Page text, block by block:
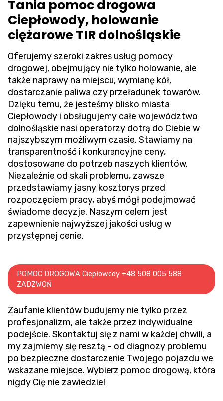
Tania pomoc drogowa
Ciepłowody, holowanie
ciężarowe TIR dolnośląskie
Oferujemy szeroki zakres usług pomocy
drogowej, obejmujący nie tylko holowanie, ale
także naprawy na miejscu, wymianę kół,
dostarczanie paliwa czy przeładunek towarów.
Dzięku temu, że jesteśmy blisko miasta
Ciepłowody i obsługujemy całe województwo
dolnośląskie nasi operatorzy dotrą do Ciebie w
najszybszym możliwym czasie. Stawiamy na
transparentność i konkurencyjne ceny,
dostosowane do potrzeb naszych klientów.
Niezależnie od skali problemu, zawsze
przedstawiamy jasny kosztorys przed
rozpoczęciem pracy, abyś mógł podejmować
świadome decyzje. Naszym celem jest
zapewnienie najwyższej jakości usług w
przystępnej cenie.
POMOC DROGOWA Ciepłowody +48 508 005 588
ZADZWOŃ
Zaufanie klientów budujemy nie tylko przez
profesjonalizm, ale także przez indywidualne
podejście. Skontaktuj się z nami w każdej chwili, a
my zajmiemy się resztą – od diagnozy problemu
po bezpieczne dostarczenie Twojego pojazdu we
wskazane miejsce. Wybierz pomoc drogową, która
nigdy Cię nie zawiedzie!